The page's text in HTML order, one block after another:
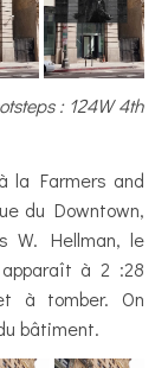
: 124W 4th
la Farmers and
du Downtown,
W. Hellman, le
à 2 :28
à tomber. On
bâtiment.